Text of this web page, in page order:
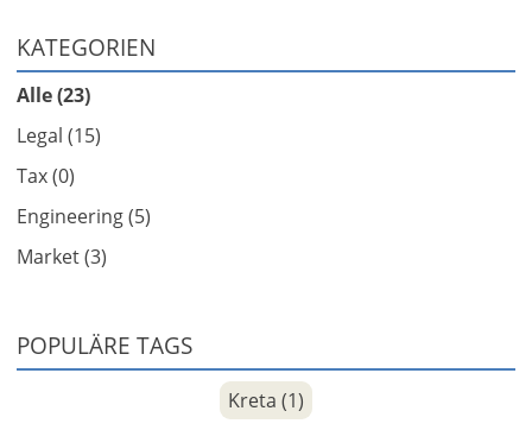
KATEGORIEN
Alle (23)
Legal (15)
Tax (0)
Engineering (5)
Market (3)
POPULÄRE TAGS
Kreta (1)